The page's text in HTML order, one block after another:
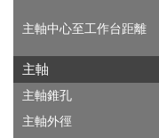
主軸中心至工作台距離
主軸
主軸錐孔
主軸外徑